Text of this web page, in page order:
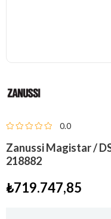
0.0
Zanussi Magistar /
218882
₺719.747,85